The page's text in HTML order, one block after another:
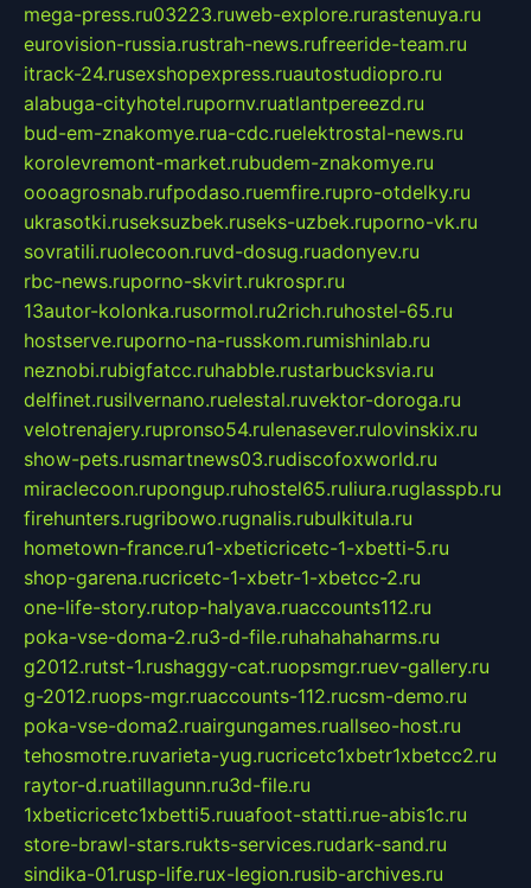
mega-press.ru03223.ruweb-explore.rurastenuya.ru
eurovision-russia.rustrah-news.rufreeride-team.ru
itrack-24.rusexshopexpress.ruautostudiopro.ru
alabuga-cityhotel.rupornv.ruatlantpereezd.ru
bud-em-znakomye.rua-cdc.ruelektrostal-news.ru
korolevremont-market.rubudem-znakomye.ru
oooagrosnab.rufpodaso.ruemfire.rupro-otdelky.ru
ukrasotki.ruseksuzbek.ruseks-uzbek.ruporno-vk.ru
sovratili.ruolecoon.ruvd-dosug.ruadonyev.ru
rbc-news.ruporno-skvirt.rukrospr.ru
13autor-kolonka.rusormol.ru2rich.ruhostel-65.ru
hostserve.ruporno-na-russkom.rumishinlab.ru
neznobi.rubigfatcc.ruhabble.rustarbucksvia.ru
delfinet.rusilvernano.ruelestal.ruvektor-doroga.ru
velotrenajery.rupronso54.rulenasever.rulovinskix.ru
show-pets.rusmartnews03.rudiscofoxworld.ru
miraclecoon.rupongup.ruhostel65.ruliura.ruglasspb.ru
firehunters.rugribowo.rugnalis.rubulkitula.ru
hometown-france.ru1-xbeticricetc-1-xbetti-5.ru
shop-garena.rucricetc-1-xbetr-1-xbetcc-2.ru
one-life-story.rutop-halyava.ruaccounts112.ru
poka-vse-doma-2.ru3-d-file.ruhahahaharms.ru
g2012.rutst-1.rushaggy-cat.ruopsmgr.ruev-gallery.ru
g-2012.ruops-mgr.ruaccounts-112.rucsm-demo.ru
poka-vse-doma2.ruairgungames.ruallseo-host.ru
tehosmotre.ruvarieta-yug.rucricetc1xbetr1xbetcc2.ru
raytor-d.ruatillagunn.ru3d-file.ru
1xbeticricetc1xbetti5.ruuafoot-statti.rue-abis1c.ru
store-brawl-stars.rukts-services.rudark-sand.ru
sindika-01.rusp-life.rux-legion.rusib-archives.ru